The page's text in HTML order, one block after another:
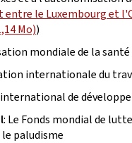
entre le Luxembourg et
Mo))
mondiale de la santé
internationale du
international de
: Le Fonds mondial de
paludisme